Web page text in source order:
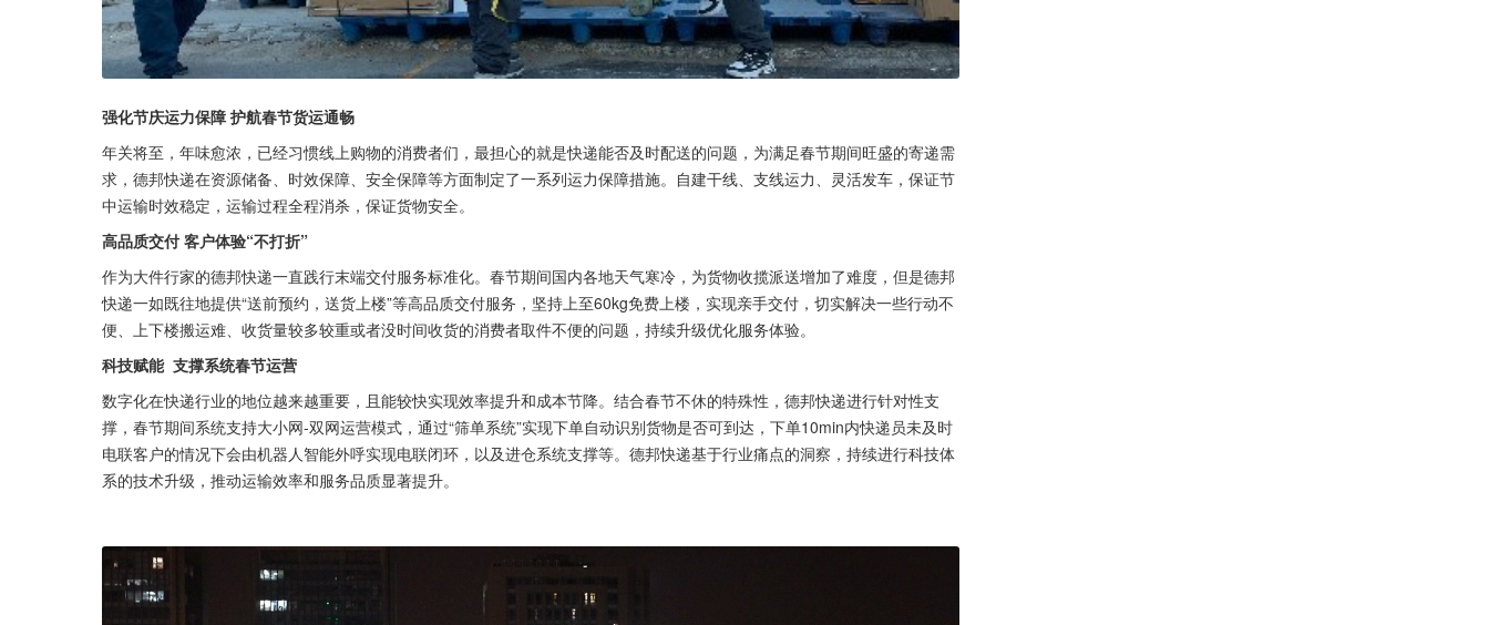
强化节庆运力保障 护航春节货运通畅
年关将至，年味愈浓，已经习惯线上购物的消费者们，最担心的就是快递能否及时配送的问题，为满足春节期间旺盛的寄递需
求，德邦快递在资源储备、时效保障、安全保障等方面制定了一系列运力保障措施。自建干线、支线运力、灵活发车，保证节
中运输时效稳定，运输过程全程消杀，保证货物安全。
高品质交付 客户体验“不打折”
作为大件行家的德邦快递一直践行末端交付服务标准化。春节期间国内各地天气寒冷，为货物收揽派送增加了难度，但是德邦
快递一如既往地提供“送前预约，送货上楼”等高品质交付服务，坚持上至60kg免费上楼，实现亲手交付，切实解决一些行动不
便、上下楼搬运难、收货量较多较重或者没时间收货的消费者取件不便的问题，持续升级优化服务体验。
科技赋能  支撑系统春节运营
数字化在快递行业的地位越来越重要，且能较快实现效率提升和成本节降。结合春节不休的特殊性，德邦快递进行针对性支
撑，春节期间系统支持大小网-双网运营模式，通过“筛单系统”实现下单自动识别货物是否可到达，下单10min内快递员未及时
电联客户的情况下会由机器人智能外呼实现电联闭环，以及进仓系统支撑等。德邦快递基于行业痛点的洞察，持续进行科技体
系的技术升级，推动运输效率和服务品质显著提升。